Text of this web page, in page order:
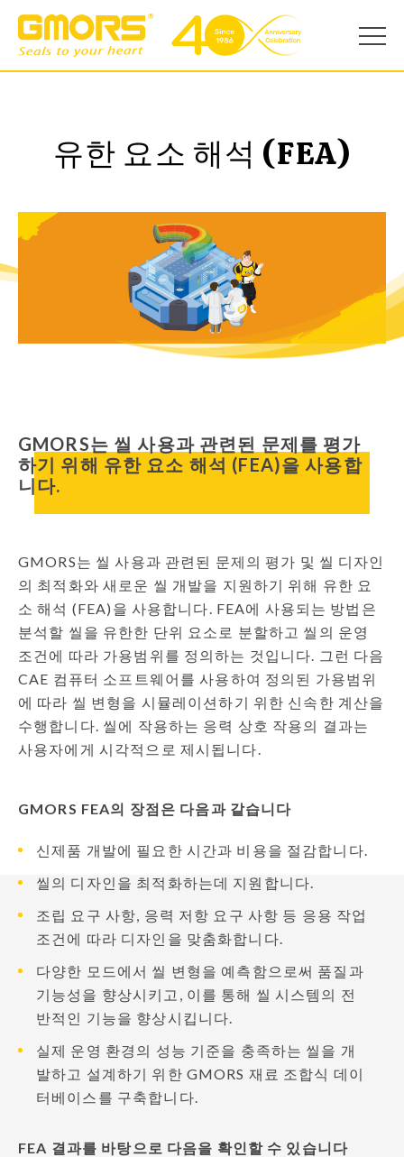
유한 요소 해석 (FEA)
GMORS는 씰 사용과 관련된 문제를 평가
하기 위해 유한 요소 해석 (FEA)을 사용합
니다.
GMORS는 씰 사용과 관련된 문제의 평가 및 씰 디자인
의 최적화와 새로운 씰 개발을 지원하기 위해 유한 요
소 해석 (FEA)을 사용합니다. FEA에 사용되는 방법은
분석할 씰을 유한한 단위 요소로 분할하고 씰의 운영
조건에 따라 가용범위를 정의하는 것입니다. 그런 다음
CAE 컴퓨터 소프트웨어를 사용하여 정의된 가용범위
에 따라 씰 변형을 시뮬레이션하기 위한 신속한 계산을
수행합니다. 씰에 작용하는 응력 상호 작용의 결과는
사용자에게 시각적으로 제시됩니다.
GMORS FEA의 장점은 다음과 같습니다
신제품 개발에 필요한 시간과 비용을 절감합니다.
씰의 디자인을 최적화하는데 지원합니다.
조립 요구 사항, 응력 저항 요구 사항 등 응용 작업
조건에 따라 디자인을 맞춤화합니다.
다양한 모드에서 씰 변형을 예측함으로써 품질과
기능성을 향상시키고, 이를 통해 씰 시스템의 전
반적인 기능을 향상시킵니다.
실제 운영 환경의 성능 기준을 충족하는 씰을 개
발하고 설계하기 위한 GMORS 재료 조합식 데이
터베이스를 구축합니다.
FEA 결과를 바탕으로 다음을 확인할 수 있습니다